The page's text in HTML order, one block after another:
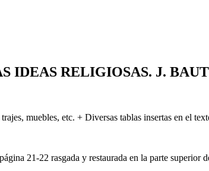
RELIGIOSAS. J.
muebles, etc. + Diversas tablas insertas en el
21-22 rasgada y restaurada en la parte superior